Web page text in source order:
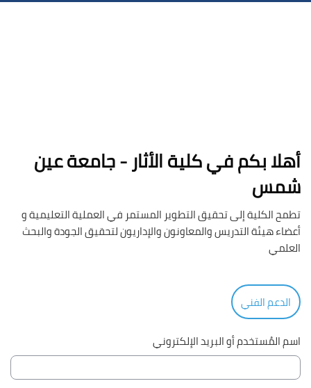
أهلا بكم في كلية الأثار - جامعة عين
شمس
تطمح الكلية إلى تحقيق التطوير المستمر في العملية التعليمية و
أعضاء هيئة التدريس والمعاونون والإداريون لتحقيق الجودة والبحث
العلمي
الدعم الفني
اسم المُستخدم أو البريد الإلكتروني